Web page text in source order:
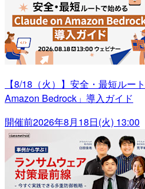
【8/18（火）】安全・最短ルー
Amazon Bedrock」導入ガイド
開催前2026年8月18日(火) 13:00